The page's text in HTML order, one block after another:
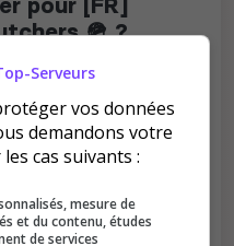
🪖 ?
à monter dans le
Serveurs
vos données
demandons votre
cas suivants :
mesure de
et du contenu, études
de services